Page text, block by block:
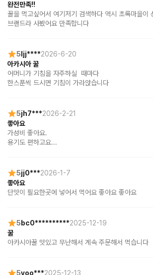
완전만족!!
꿀을 먹고싶어서 여기저기 검색하다 역시 초록마을이
브랜드라 사봤어요 만족합니다
5 ljj****2026-6-20
아카시아 꿀
어머니가 기침을 자주하실  때마다
한스푼씩 드시면 기침이 가라얁습니다
5jh7***2026-2-21
좋아요
가성비 좋아요.
용기도 편하고요...
5jj0***2026-1-7
좋아요
단맛이 필요한곳에 넣어서 먹어요 좋아요 좋아요
5 bc0**********2025-12-19
꿀
아카시아꿀 맛있고 무난해서 계속 주문해서 먹습니다
5yoo***2025-12-13